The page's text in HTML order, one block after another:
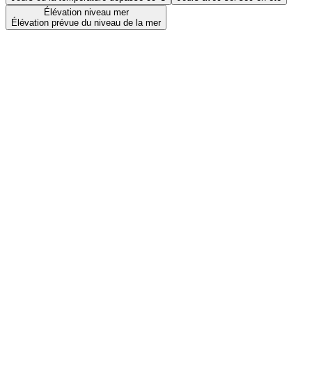
Élévation niveau mer
Élévation prévue du niveau de la mer